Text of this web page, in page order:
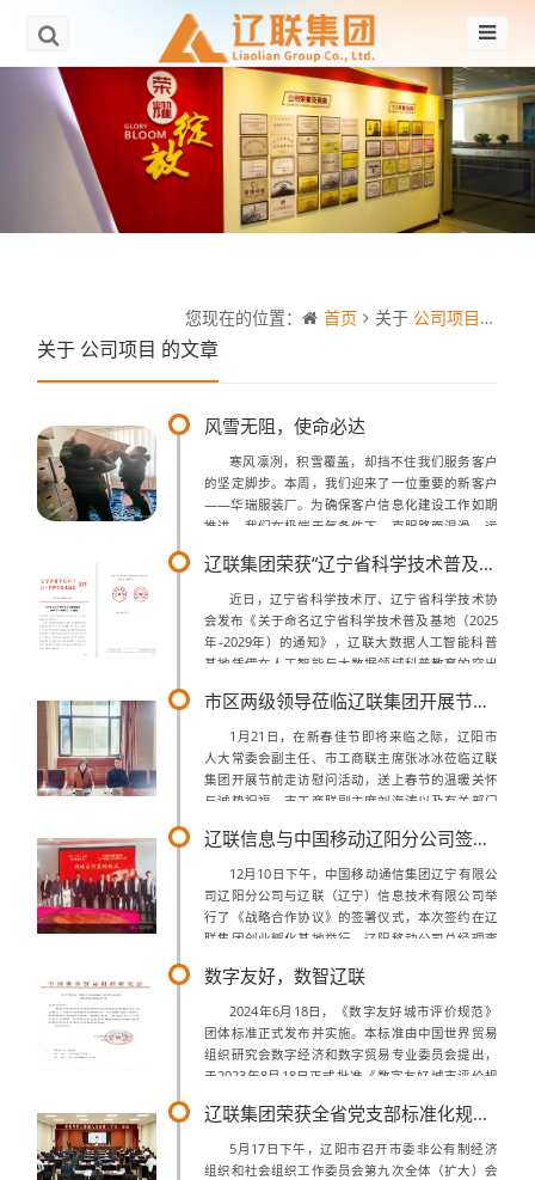
您现在的位置： 首页 关于 公司项目 的文
关于 公司项目 的文章
风雪无阻，使命必达
寒风凛冽，积雪覆盖，却挡不住我们服务客户
的坚定脚步。本周，我们迎来了一位重要的新客户
——华瑞服装厂。为确保客户信息化建设工作如期
推进，我们在极端天气条件下，克服路面湿滑、运
打印机的紧急配送与交接，并同步启...
辽联集团荣获“辽宁省科学技术普及基地”称号
近日，辽宁省科学技术厅、辽宁省科学技术协
会发布《关于命名辽宁省科学技术普及基地（2025
年-2029年）的通知》，辽联大数据人工智能科普
基地凭借在人工智能与大数据领域科普教育的突出
科普基地自成立以来，始终以“普及...
市区两级领导莅临辽联集团开展节前走访慰问活动
1月21日，在新春佳节即将来临之际，辽阳市
人大常委会副主任、市工商联主席张冰冰莅临辽联
集团开展节前走访慰问活动，送上春节的温暖关怀
与诚挚祝福。市工商联副主席刘海涛以及有关部门
长座谈交流，重点了解企业年度发展建设情... 辽联信息与中国移动辽阳分公司签署战略合作协议
12月10日下午，中国移动通信集团辽宁有限公
司辽阳分公司与辽联（辽宁）信息技术有限公司举
行了《战略合作协议》的签署仪式，本次签约在辽
联集团创业孵化基地举行。辽阳移动公司总经理李
合部经理宋志滨、辽阳移动公司政企客户...
数字友好，数智辽联
2024年6月18日，《数字友好城市评价规范》
团体标准正式发布并实施。本标准由中国世界贸易
组织研究会数字经济和数字贸易专业委员会提出，
于2023年8月18日正式批准《数字友好城市评价规
6日分别召开了《...
辽联集团荣获全省党支部标准化规范化建设示范点荣誉称号
5月17日下午，辽阳市召开市委非公有制经济
组织和社会组织工作委员会第九次全体（扩大）会